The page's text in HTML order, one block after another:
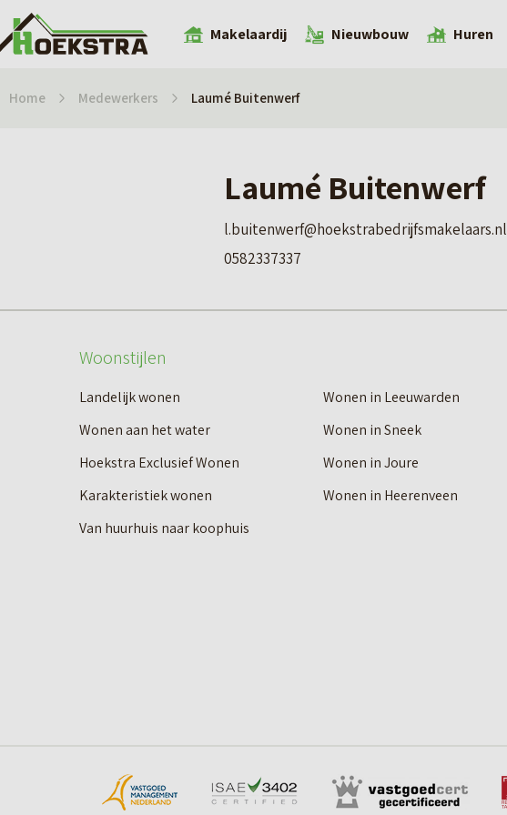
Makelaardij Nieuwbouw Huren
Home Medewerkers Laumé Buitenwerf
Laumé Buitenwerf
l.buitenwerf@hoekstrabedrijfsmakelaars.nl
0582337337
Woonstijlen
Landelijk wonen
Wonen in Leeuwarden
Wonen aan het water
Wonen in Sneek
Hoekstra Exclusief Wonen
Wonen in Joure
Karakteristiek wonen
Wonen in Heerenveen
Van huurhuis naar koophuis